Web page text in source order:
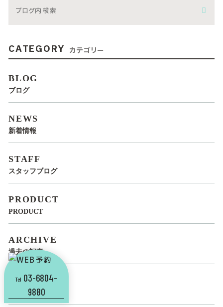
CATEGORY カテゴリー
BLOG
ブログ
NEWS
新着情報
STAFF
スタッフブログ
PRODUCT
PRODUCT
ARCHIVE
過去の記事
YASUMOTO
安本 有里
Tel 03-6804-
9880